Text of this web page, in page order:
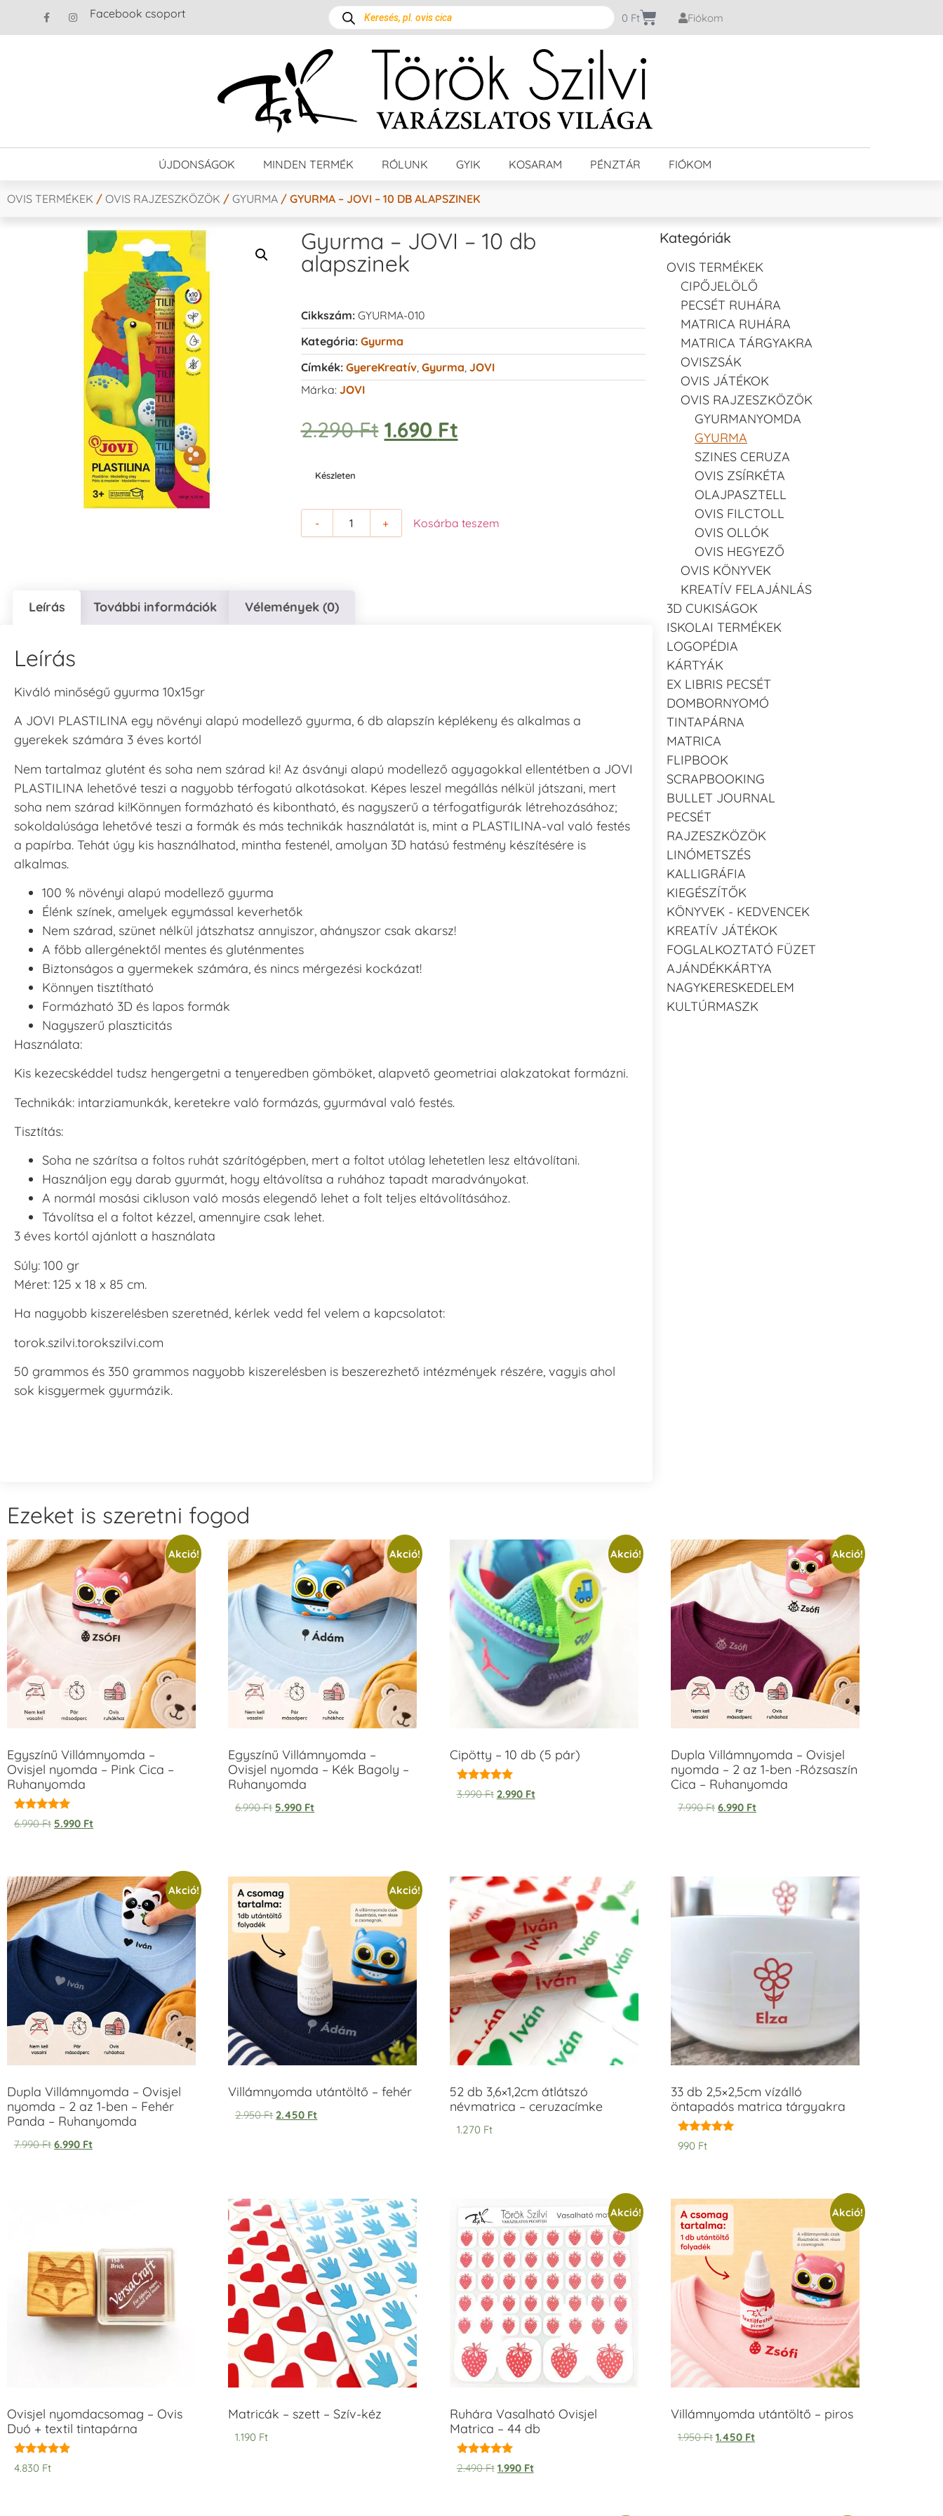
Facebook csoport 0 Ft Fiókom
ÚJDONSÁGOK MINDEN TERMÉK RÓLUNK GYIK KOSARAM PÉNZTÁR FIÓKOM
OVIS TERMÉKEK / OVIS RAJZESZKÖZÖK / GYURMA / GYURMA – JOVI – 10 DB ALAPSZINEK
Gyurma – JOVI – 10 db
alapszinek
Cikkszám: GYURMA-010
Kategória: Gyurma
Címkék: GyereKreatív, Gyurma JOVI
Márka: JOVI
2.290Ft 1.690 Ft
Készleten
- + Kosárba teszem
Leírás További információk Vélemények (0)
Leírás
Kiváló minőségű gyurma 10x15gr
A JOVI PLASTILINA egy növényi alapú modellező gyurma, 6 db alapszín képlékeny és alkalmas a
gyerekek számára 3 éves kortól
Nem tartalmaz glutént és soha nem szárad ki! Az ásványi alapú modellező agyagokkal ellentétben a JOVI
PLASTILINA lehetővé teszi a nagyobb térfogatú alkotásokat. Képes leszel megállás nélkül játszani, mert
soha nem szárad ki!Könnyen formázható és kibontható, és nagyszerű a térfogatfigurák létrehozásához;
sokoldalúsága lehetővé teszi a formák és más technikák használatát is, mint a PLASTILINA-val való festés
a papírba. Tehát úgy kis használhatod, mintha festenél, amolyan 3D hatású festmény készítésére is
alkalmas.
100 % növényi alapú modellező gyurma
Élénk színek, amelyek egymással keverhetők
Nem szárad, szünet nélkül játszhatsz annyiszor, ahányszor csak akarsz!
A főbb allergénektől mentes és gluténmentes
Biztonságos a gyermekek számára, és nincs mérgezési kockázat!
Könnyen tisztítható
Formázható 3D és lapos formák
Nagyszerű plaszticitás
Használata:
Kis kezecskéddel tudsz hengergetni a tenyeredben gömböket, alapvető geometriai alakzatokat formázni.
Technikák: intarziamunkák, keretekre való formázás, gyurmával való festés.
Tisztítás:
Soha ne szárítsa a foltos ruhát szárítógépben, mert a foltot utólag lehetetlen lesz eltávolítani.
Használjon egy darab gyurmát, hogy eltávolítsa a ruhához tapadt maradványokat.
A normál mosási cikluson való mosás elegendő lehet a folt teljes eltávolításához.
Távolítsa el a foltot kézzel, amennyire csak lehet.
3 éves kortól ajánlott a használata
Súly: 100 gr
Méret: 125 x 18 x 85 cm.
Ha nagyobb kiszerelésben szeretnéd, kérlek vedd fel velem a kapcsolatot:
torok.szilvi.torokszilvi.com
50 grammos és 350 grammos nagyobb kiszerelésben is beszerezhető intézmények részére, vagyis ahol
sok kisgyermek gyurmázik.
Kategóriák
OVIS TERMÉKEK
CIPŐJELÖLŐ
PECSÉT RUHÁRA
MATRICA RUHÁRA
MATRICA TÁRGYAKRA
OVISZSÁK
OVIS JÁTÉKOK
OVIS RAJZESZKÖZÖK
GYURMANYOMDA
GYURMA
SZINES CERUZA
OVIS ZSÍRKÉTA
OLAJPASZTELL
OVIS FILCTOLL
OVIS OLLÓK
OVIS HEGYEZŐ
OVIS KÖNYVEK
KREATÍV FELAJÁNLÁS
3D CUKISÁGOK
ISKOLAI TERMÉKEK
LOGOPÉDIA
KÁRTYÁK
EX LIBRIS PECSÉT
DOMBORNYOMÓ
TINTAPÁRNA
MATRICA
FLIPBOOK
SCRAPBOOKING
BULLET JOURNAL
PECSÉT
RAJZESZKÖZÖK
LINÓMETSZÉS
KALLIGRÁFIA
KIEGÉSZÍTŐK
KÖNYVEK - KEDVENCEK
KREATÍV JÁTÉKOK
FOGLALKOZTATÓ FÜZET
AJÁNDÉKKÁRTYA
NAGYKERESKEDELEM
KULTÚRMASZK
Ezeket is szeretni fogod
Akció!
Egyszínű Villámnyomda –
Ovisjel nyomda – Pink Cica –
Ruhanyomda
Értékelés:
5.00
6.990Ft 5.990 Ft
Akció!
Egyszínű Villámnyomda –
Ovisjel nyomda – Kék Bagoly –
Ruhanyomda
6.990Ft 5.990 Ft
Akció!
Cipötty – 10 db (5 pár)
Értékelés:
5.00
3.990Ft 2.990 Ft
Akció!
Dupla Villámnyomda – Ovisjel
nyomda – 2 az 1-ben -Rózsaszín
Cica – Ruhanyomda
7.990Ft 6.990 Ft
Akció!
Dupla Villámnyomda – Ovisjel
nyomda – 2 az 1-ben – Fehér
Panda – Ruhanyomda
7.990Ft 6.990 Ft
Akció!
Villámnyomda utántöltő – fehér
2.950Ft 2.450 Ft
52 db 3,6×1,2cm átlátszó
névmatrica – ceruzacímke
1.270 Ft
33 db 2,5×2,5cm vízálló
öntapadós matrica tárgyakra
Értékelés:
5.00
990 Ft
Ovisjel nyomdacsomag – Ovis
Duó + textil tintapárna
Értékelés:
5.00
4.830 Ft
Matricák – szett – Szív-kéz
1.190 Ft
Akció!
Ruhára Vasalható Ovisjel
Matrica – 44 db
Értékelés:
5.00
2.490Ft 1.990 Ft
Akció!
Villámnyomda utántöltő – piros
1.950Ft 1.450 Ft